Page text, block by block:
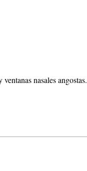
nasales angostas.